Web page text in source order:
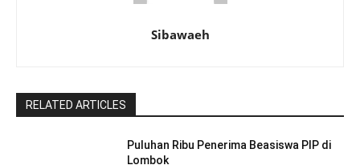
Sibawaeh
RELATED ARTICLES
Puluhan Ribu Penerima Beasiswa PIP di
Lombok